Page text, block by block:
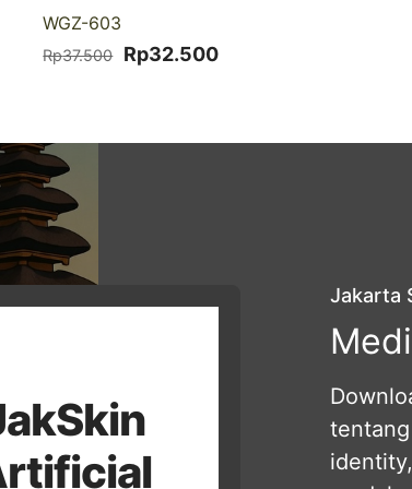
WGZ-603
Rp37.500
Harga
Rp37.500.
Rp32.500Harga
adalah:
Jakarta